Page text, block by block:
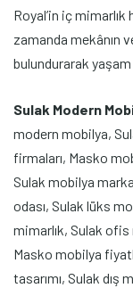
Royal’in iç
zamanda mekânın
bulundurarak yaşam
Sulak Modern
modern mobilya,
firmaları, Masko
Sulak mobilya
odası, Sulak lüks
mimarlık, Sulak ofis
Masko mobilya
tasarımı, Sulak dış